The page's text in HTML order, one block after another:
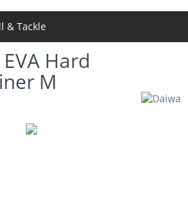
& Tackle
Hard
M